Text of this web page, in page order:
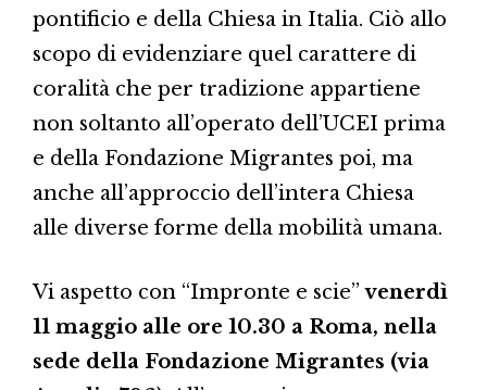
pontificio e della Chiesa in Italia. Ciò allo
scopo di evidenziare quel carattere di
coralità che per tradizione appartiene
non soltanto all’operato dell’UCEI prima
e della Fondazione Migrantes poi, ma
anche all’approccio dell’intera Chiesa
alle diverse forme della mobilità umana.
Vi aspetto con “Impronte e scie”venerdì
11 maggio alle ore 10.30 a Roma, nella
sede della Fondazione Migrantes (via